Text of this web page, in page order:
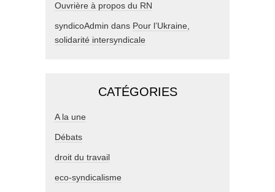
Ouvrière à propos du RN
syndicoAdmin dans Pour l’Ukraine,
solidarité intersyndicale
CATÉGORIES
A la une
Débats
droit du travail
eco-syndicalisme